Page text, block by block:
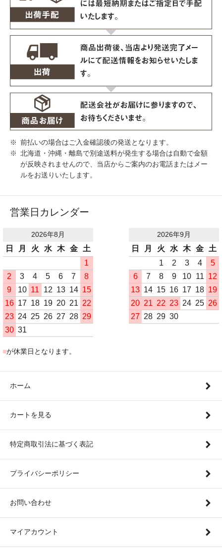
前払いの場合はご入金確認後の発送となります。
北海道・沖縄・離島で別途送料が発生する場合は自動で金額
が反映されませんので、当店からご案内のお電話またはメー
ルをお送りいたします。
営業日カレンダー
2026年8月
日 月 火 水 木 金
土
1
2
3 4 5 6 7
8
9
10 11 12 13 14 15
16 17 18 19 20 21 22
23 24 25 26 27 28 29
30 31
2026年9月
日 月 火 水 木 金
土
1
2 3 4
5
6
7 8 9 10 11 12
13 14 15 16 17 18 19
20 21 22 23 24 25 26
27 28 29 30
■が休業日となります。
ホーム
カートを見る
特定商取引法に基づく表記
プライバシーポリシー
お問い合わせ
マイアカウント